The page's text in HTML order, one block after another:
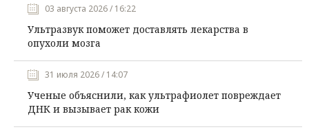
03 августа 2026 / 16:22
Ультразвук поможет доставлять лекарства в
опухоли мозга
31 июля 2026 / 14:07
Ученые объяснили, как ультрафиолет повреждает
ДНК и вызывает рак кожи